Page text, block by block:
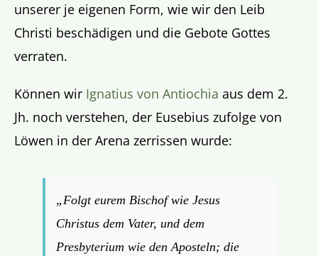
unserer je eigenen Form, wie wir den Leib
Christi beschädigen und die Gebote Gottes
verraten.
Können wir Ignatius von Antiochia aus dem 2.
Jh. noch verstehen, der Eusebius zufolge von
Löwen in der Arena zerrissen wurde:
„Folgt eurem Bischof wie Jesus
Christus dem Vater, und dem
Presbyterium wie den Aposteln; die